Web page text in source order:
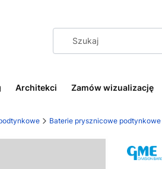
Architekci Zamów wizualizację
Baterie prysznicowe